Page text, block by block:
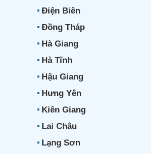
Điện Biên
Đồng Tháp
Hà Giang
Hà Tĩnh
Hậu Giang
Hưng Yên
Kiên Giang
Lai Châu
Lạng Sơn